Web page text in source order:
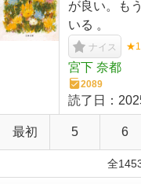
が良い。も
いる 。
ナイス
宮下 奈都
2089
読了日：
最初 5 6
全